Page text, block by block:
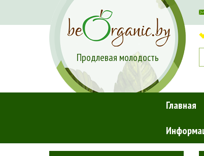
Продлевая молодость
Главная
Эфирное масло тимьяна